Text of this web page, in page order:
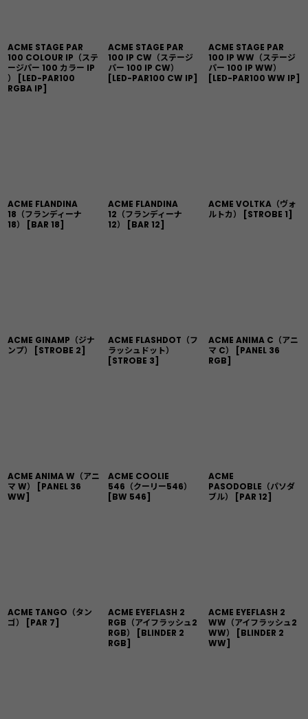
ACME STAGE PAR
100 COLOUR IP（ステ
ージパー 100 カラー IP
）
[LED-PAR100
RGBA IP]
ACME STAGE PAR
100 IP CW（ステージ
パー 100 IP CW）
[LED-PAR100 CW IP]
ACME STAGE PAR
100 IP WW（ステージ
パー 100 IP WW）
[LED-PAR100 WW IP]
ACME FLANDINA
18（フランディーナ
18）
[BAR 18]
ACME FLANDINA
12（フランディーナ
12）
[BAR 12]
ACME VOLTKA（ヴォ
ルトカ）
[STROBE 1]
ACME GINAMP（ジナ
ンプ）
[STROBE 2]
ACME FLASHDOT（フ
ラッシュドット）
[STROBE 3]
ACME ANIMA C（アニ
マ C）
[PANEL 36
RGB]
ACME ANIMA W（アニ
マ W）
[PANEL 36
WW]
ACME COOLIE
546（クーリー546）
[BW 546]
ACME
PASODOBLE（パソダ
ブル）
[PAR 12]
ACME TANGO（タン
ゴ）
[PAR 7]
ACME EYEFLASH 2
RGB（アイフラッシュ2
RGB）
[BLINDER 2
RGB]
ACME EYEFLASH 2
WW（アイフラッシュ2
WW）
[BLINDER 2
WW]